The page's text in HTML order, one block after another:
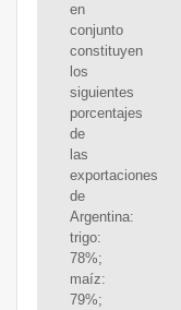
en
conjunto
constituyen
los
siguientes
porcentajes
de
las
exportaciones
de
Argentina:
trigo:
78%;
maíz:
79%;